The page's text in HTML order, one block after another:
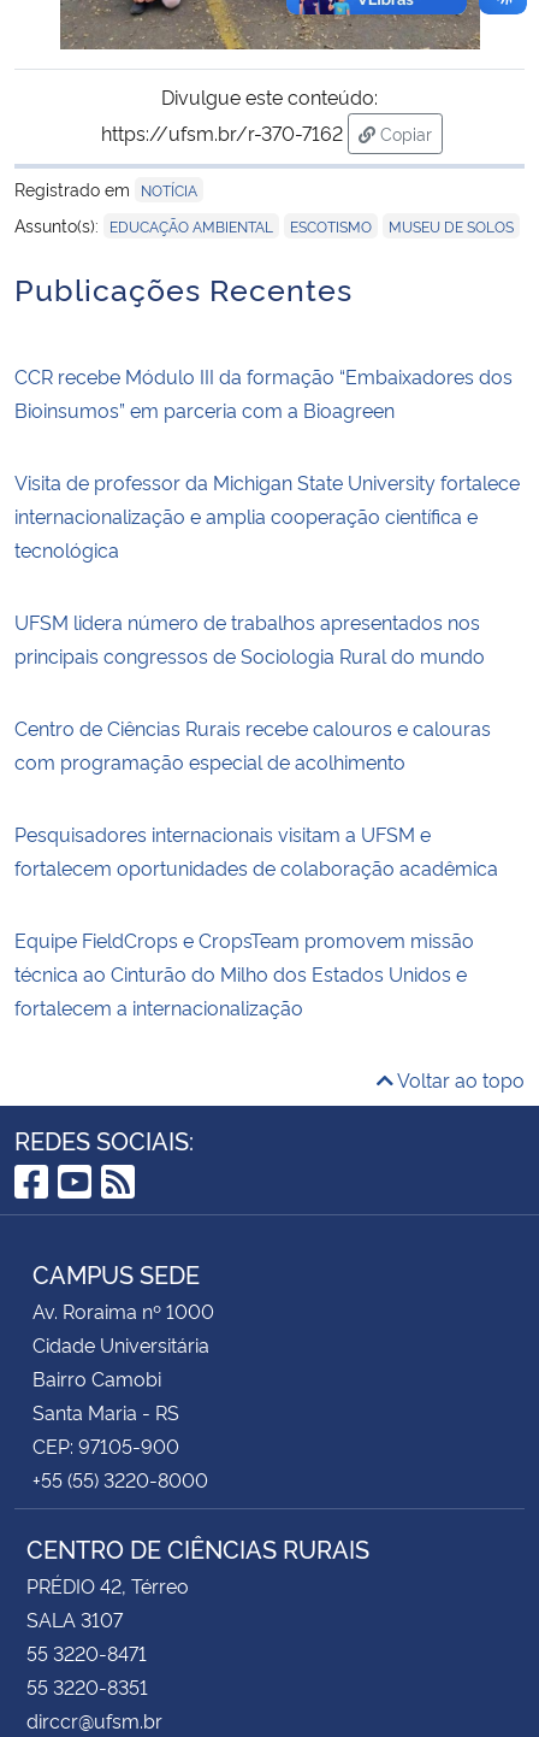
Divulgue este conteúdo:
https://ufsm.br/r-370-7162
Copiar
para área de
Registrado em
NOTÍCIA
Assunto(s): EDUCAÇÃO AMBIENTAL ESCOTISMO MUSEU DE SOLOS
Publicações Recentes
CCR recebe Módulo III da formação “Embaixadores dos
Bioinsumos” em parceria com a Bioagreen
Visita de professor da Michigan State University fortalece
internacionalização e amplia cooperação científica e
tecnológica
UFSM lidera número de trabalhos apresentados nos
principais congressos de Sociologia Rural do mundo
Centro de Ciências Rurais recebe calouros e calouras
com programação especial de acolhimento
Pesquisadores internacionais visitam a UFSM e
fortalecem oportunidades de colaboração acadêmica
Equipe FieldCrops e CropsTeam promovem missão
técnica ao Cinturão do Milho dos Estados Unidos e
fortalecem a internacionalização
Voltar ao topo
REDES SOCIAIS:
Facebook
YouTube
RSS
CAMPUS SEDE
Av. Roraima nº 1000
Cidade Universitária
Bairro Camobi
Santa Maria - RS
CEP: 97105-900
+55 (55) 3220-8000
CENTRO DE CIÊNCIAS RURAIS
PRÉDIO 42, Térreo
SALA 3107
55 3220-8471
55 3220-8351
dirccr@ufsm.br